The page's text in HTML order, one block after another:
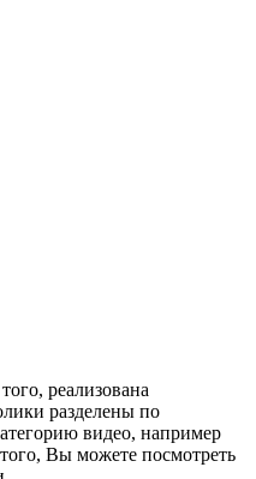
реализована
разделены по
видео, например
Вы можете посмотреть